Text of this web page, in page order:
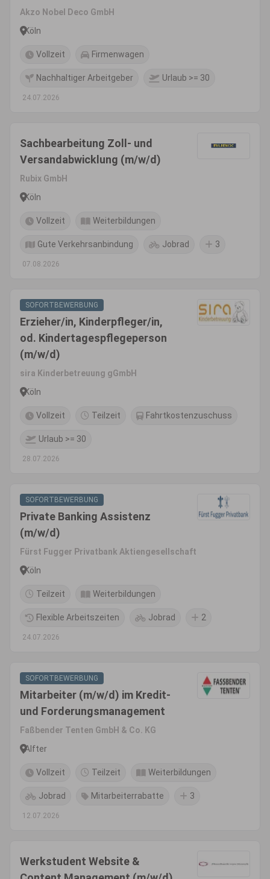
Akzo Nobel Deco GmbH
Köln
Vollzeit Firmenwagen
Nachhaltiger Arbeitgeber Urlaub >= 30
24.07.2026
Sachbearbeitung Zoll- und
Versandabwicklung (m/w/d)
Rubix GmbH
Köln
Vollzeit Weiterbildungen
Gute Verkehrsanbindung Jobrad 3
07.08.2026
SOFORTBEWERBUNG
Erzieher/in, Kinderpfleger/in,
od. Kindertagespflegeperson
(m/w/d)
sira Kinderbetreuung gGmbH
Köln
Vollzeit Teilzeit Fahrtkostenzuschuss
Urlaub >= 30
28.07.2026
SOFORTBEWERBUNG
Private Banking Assistenz
(m/w/d)
Fürst Fugger Privatbank Aktiengesellschaft
Köln
Teilzeit Weiterbildungen
Flexible Arbeitszeiten Jobrad 2
24.07.2026
SOFORTBEWERBUNG
Mitarbeiter (m/w/d) im Kredit-
und Forderungsmanagement
Faßbender Tenten GmbH & Co. KG
Alfter
Vollzeit Teilzeit Weiterbildungen
Jobrad Mitarbeiterrabatte 3
12.07.2026
Werkstudent Website &